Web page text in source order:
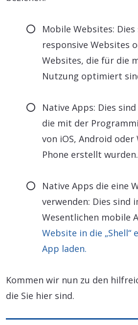
Mobile Websites:
responsive Websites
Websites, die für die
Nutzung optimiert
Native Apps: Dies
die mit der
von iOS, Android oder
Phone erstellt wurden.
Native Apps die eine
verwenden: Dies sind
Wesentlichen mobile
Website in die „Shell“
App laden.
Kommen wir nun zu den
die Sie hier sind.